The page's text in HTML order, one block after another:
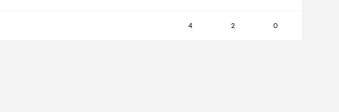
4 2 0